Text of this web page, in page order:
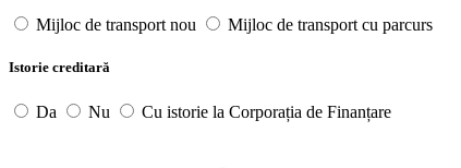
Mijloc de transport nou Mijloc de transport cu parcurs
Istorie creditară
Da Nu Cu istorie la Corporația de Finanțare